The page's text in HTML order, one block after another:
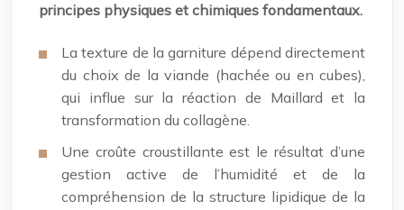
principes physiques et chimiques fondamentaux.
La texture de la garniture dépend directement
du choix de la viande (hachée ou en cubes),
qui influe sur la réaction de Maillard et la
transformation du collagène.
Une croûte croustillante est le résultat d’une
gestion active de l’humidité et de la
compréhension de la structure lipidique de la